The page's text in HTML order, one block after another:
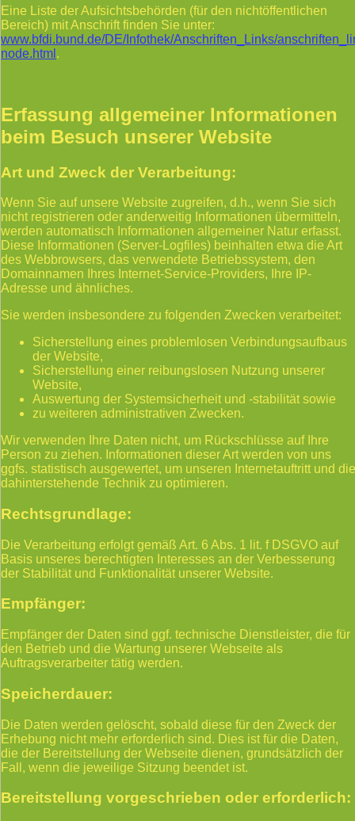
Eine Liste der Aufsichtsbehörden (für den nichtöffentlichen
Bereich) mit Anschrift finden Sie unter:
www.bfdi.bund.de/DE/Infothek/Anschriften_Links/
node.html .
Erfassung allgemeiner Informationen
beim Besuch unserer Website
Art und Zweck der Verarbeitung:
Wenn Sie auf unsere Website zugreifen, d.h., wenn Sie sich
nicht registrieren oder anderweitig Informationen übermitteln,
werden automatisch Informationen allgemeiner Natur erfasst.
Diese Informationen (Server-Logfiles) beinhalten etwa die Art
des Webbrowsers, das verwendete Betriebssystem, den
Domainnamen Ihres Internet-Service-Providers, Ihre IP-
Adresse und ähnliches.
Sie werden insbesondere zu folgenden Zwecken verarbeitet:
Sicherstellung eines problemlosen Verbindungsaufbaus
der Website,
Sicherstellung einer reibungslosen Nutzung unserer
Website,
Auswertung der Systemsicherheit und -stabilität sowie
zu weiteren administrativen Zwecken.
Wir verwenden Ihre Daten nicht, um Rückschlüsse auf Ihre
Person zu ziehen. Informationen dieser Art werden von uns
ggfs. statistisch ausgewertet, um unseren Internetauftritt und die
dahinterstehende Technik zu optimieren.
Rechtsgrundlage:
Die Verarbeitung erfolgt gemäß Art. 6 Abs. 1 lit. f DSGVO auf
Basis unseres berechtigten Interesses an der Verbesserung
der Stabilität und Funktionalität unserer Website.
Empfänger:
Empfänger der Daten sind ggf. technische Dienstleister, die für
den Betrieb und die Wartung unserer Webseite als
Auftragsverarbeiter tätig werden.
Speicherdauer:
Die Daten werden gelöscht, sobald diese für den Zweck der
Erhebung nicht mehr erforderlich sind. Dies ist für die Daten,
die der Bereitstellung der Webseite dienen, grundsätzlich der
Fall, wenn die jeweilige Sitzung beendet ist.
Bereitstellung vorgeschrieben oder erforderlich: